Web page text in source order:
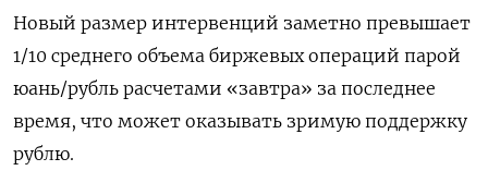
Новый размер интервенций заметно превышает
1/10 среднего объема биржевых операций парой
юань/рубль расчетами «завтра» за последнее
время, что может оказывать зримую поддержку
рублю.